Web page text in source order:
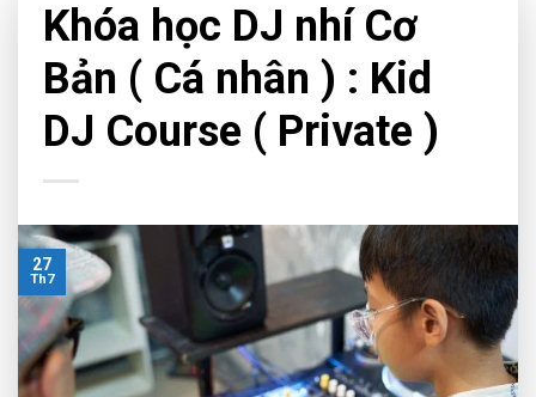
Khóa học DJ nhí Cơ
Bản ( Cá nhân ) : Kid
DJ Course ( Private )
27
Th7